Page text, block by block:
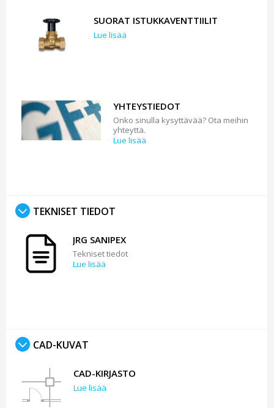
SUORAT ISTUKKAVENTTIILIT
Lue lisää
YHTEYSTIEDOT
Onko sinulla kysyttävää? Ota meihin
yhteyttä.
Lue lisää
TEKNISET TIEDOT
JRG SANIPEX
Tekniset tiedot
Lue lisää
CAD-KUVAT
CAD-KIRJASTO
Lue lisää